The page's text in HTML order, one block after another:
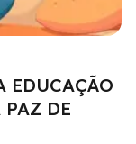
EDUCAÇÃO
DE